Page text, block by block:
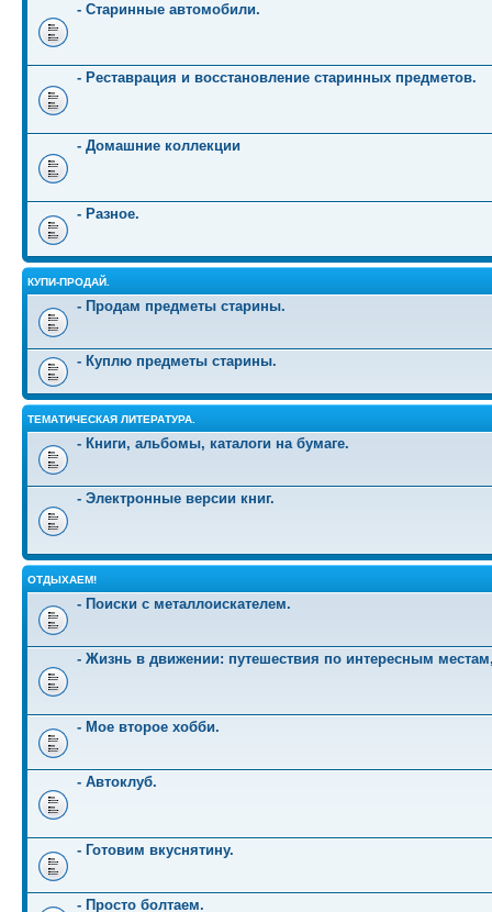
- Старинные автомобили.
- Реставрация и восстановление старинных предметов.
- Домашние коллекции
- Разное.
КУПИ-ПРОДАЙ.
- Продам предметы старины.
- Куплю предметы старины.
ТЕМАТИЧЕСКАЯ ЛИТЕРАТУРА.
- Книги, альбомы, каталоги на бумаге.
- Электронные версии книг.
ОТДЫХАЕМ!
- Поиски с металлоискателем.
- Жизнь в движении: путешествия по интересным
- Мое второе хобби.
- Автоклуб.
- Готовим вкуснятину.
- Просто болтаем.